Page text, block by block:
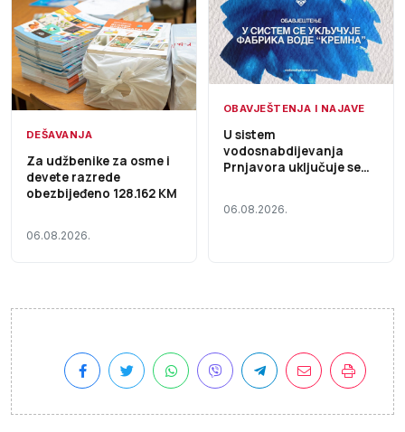
DEŠAVANJA
Za udžbenike za osme i
devete razrede
obezbijeđeno 128.162 KM
06.08.2026.
OBAVJEŠTENJA I NAJAVE
U sistem
vodosnabdijevanja
Prnjavora uključuje se
06.08.2026.